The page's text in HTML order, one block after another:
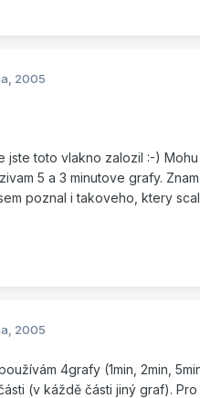
2005
jste toto vlakno zalozil :-)
5 a 3 minutove grafy.
poznal i takoveho, ktery
2005
4grafy (1min, 2min,
(v káždě části jiný graf).